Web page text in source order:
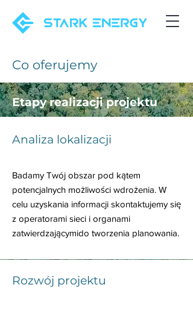
Co oferujemy
Etapy realizacji projektu
Analiza lokalizacji
Badamy Twój obszar pod kątem
potencjalnych możliwości wdrożenia. W
celu uzyskania informacji skontaktujemy się
z operatorami sieci i organami
zatwierdzającymido tworzenia planowania.
Rozwój projektu